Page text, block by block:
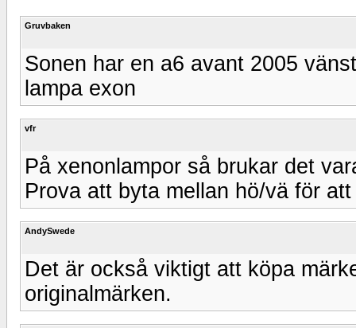
Gruvbaken
Sonen har en a6 avant 2005
lampa exon
vfr
På xenonlampor så brukar det
Prova att byta mellan hö/vä för
AndySwede
Det är också viktigt att köpa
originalmärken.